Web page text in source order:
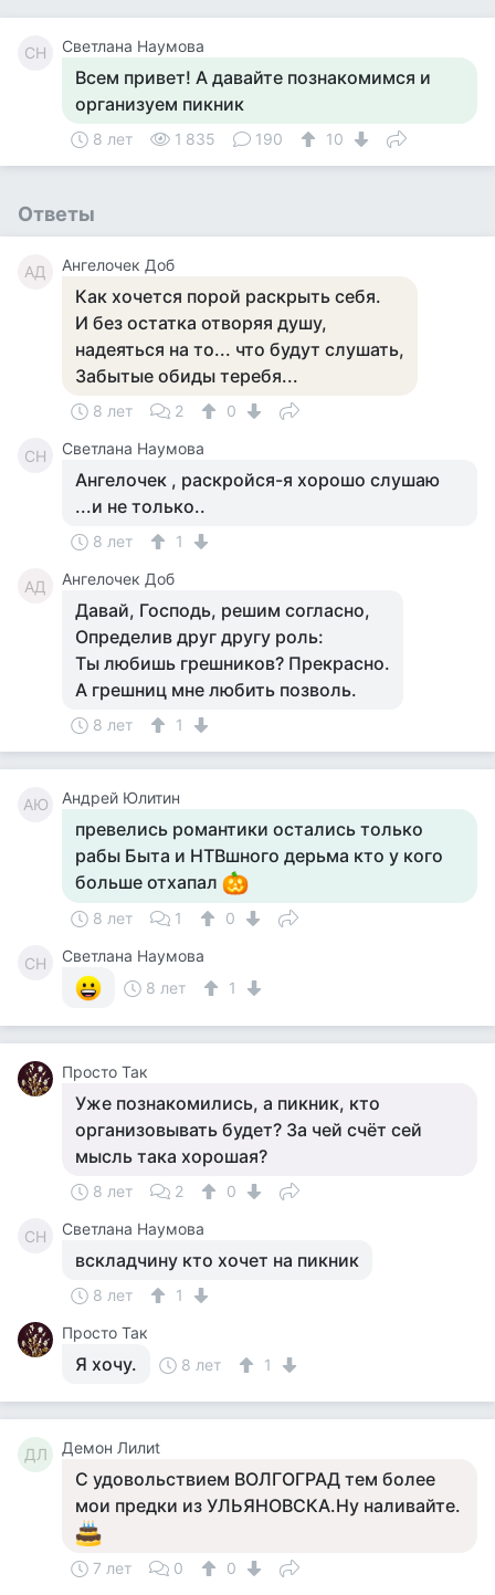
СН Светлана Наумова
Всем привет! А давайте познакомимся и
организуем пикник
8 лет 1 835 190 10
Ответы
АД Ангелочек Доб
Как хочется порой раскрыть себя.
И без остатка отворяя душу,
надеяться на то... что будут слушать,
Забытые обиды теребя...
8 лет 2 0
СН Светлана Наумова
Ангелочек , раскройся-я хорошо слушаю
...и не только..
8 лет 1
АД Ангелочек Доб
Давай, Господь, решим согласно,
Определив друг другу роль:
Ты любишь грешников? Прекрасно.
А грешниц мне любить позволь.
8 лет 1
АЮ Андрей Юлитин
превелись романтики остались только
рабы Быта и НТВшного дерьма кто у кого
больше отхапал
8 лет 1 0
СН
Светлана Наумова
8 лет
1
Просто Так
Уже познакомились, а пикник, кто
организовывать будет? За чей счёт сей
мысль така хорошая?
8 лет 2 0
СН Светлана Наумова
вскладчину кто хочет на пикник
8 лет
1
Просто Так
Я хочу. 8 лет 1
ДЛ Демон Лилиt
С удовольствием ВОЛГОГРАД тем более
мои предки из УЛЬЯНОВСКА.Ну наливайте.
7 лет 0 0